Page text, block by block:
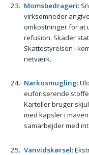
Momsbedrageri:
virksomheder
omkostninger for at
refusion. Skader
Skattestyrelsen i
netværk.
Narkosmugling:
euforiserende
Karteller bruger
med kapsler i
samarbejder med
Vanvidskørsel: